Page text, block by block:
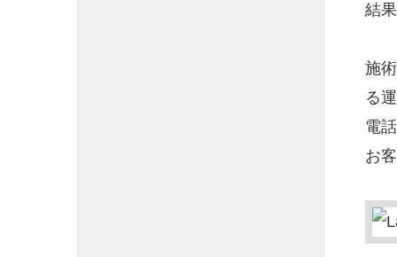
結
施
る
電
お